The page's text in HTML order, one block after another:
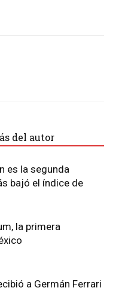
del autor
es la segunda
bajó el índice de
la primera
a Germán Ferrari